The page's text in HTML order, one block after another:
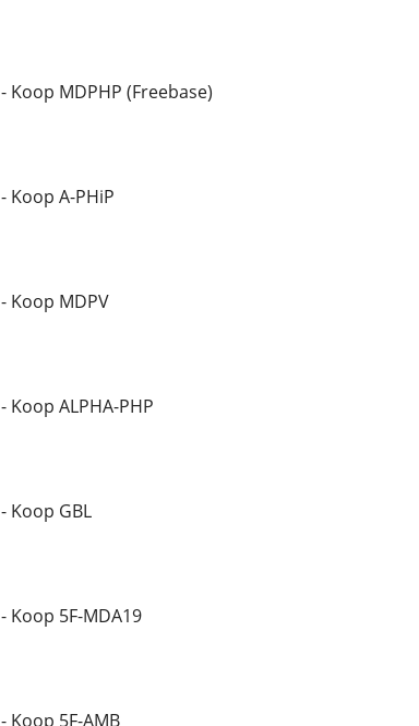
- Koop MDPHP (Freebase)
- Koop A-PHiP
- Koop MDPV
- Koop ALPHA-PHP
- Koop GBL
- Koop 5F-MDA19
- Koop 5F-AMB